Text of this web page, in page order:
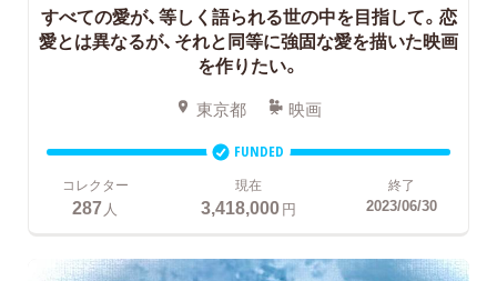
すべての愛が、等しく語られる世の中を目指して。恋
愛とは異なるが、それと同等に強固な愛を描いた映画
を作りたい。
東京都 映画
FUNDED
コレクター
287 人
現在
3,418,000円
終了
2023/06/30